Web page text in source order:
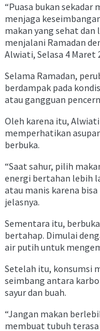
“Puasa bukan sekadar
menjaga
makan yang sehat
menjalani Ramadan
Alwiati, Selasa 4 Maret
Selama Ramadan,
berdampak pada
atau gangguan
Oleh karena itu,
memperhatikan
berbuka.
“Saat sahur, pilih
energi bertahan lebih
atau manis karena
jelasnya.
Sementara itu,
bertahap. Dimulai
air putih untuk
Setelah itu, konsumsi
seimbang antara
sayur dan buah.
“Jangan makan
membuat tubuh terasa